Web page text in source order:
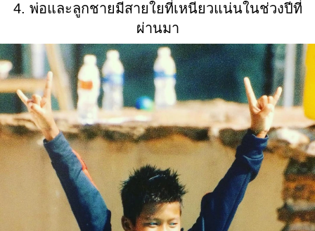
4. พ่อและลูกชายมีสายใยที่เหนียวแน่นในช่วงปีที่
ผ่านมา